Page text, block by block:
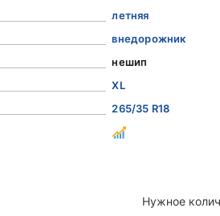
летняя
внедорожник
нешип
XL
265/35 R18
Нужное